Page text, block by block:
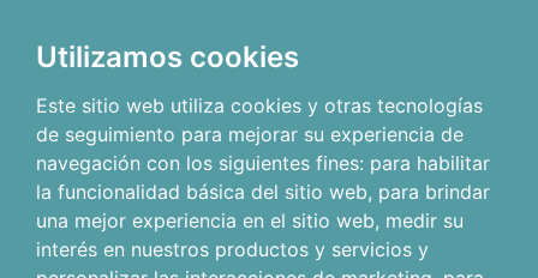
Utilizamos cookies
Este sitio web utiliza cookies y otras tecnologías
de seguimiento para mejorar su experiencia de
navegación con los siguientes fines: para habilitar
la funcionalidad básica del sitio web, para brindar
una mejor experiencia en el sitio web, medir su
interés en nuestros productos y servicios y